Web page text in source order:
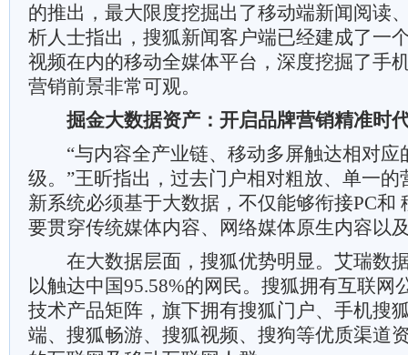
的推出，最大限度挖掘出了移动端新闻阅读
析人士指出，搜狐新闻客户端已经建成了一
视频在内的移动全媒体平台，深度挖掘了手
营销前景非常可观。
掘金大数据资产：开启品牌营销精准时
“与内容全产业链、移动多屏触达相对应
级。”王昕指出，过去门户相对粗放、单一
新系统必须基于大数据，不仅能够衔接PC和
要贯穿传统媒体内容、网络媒体原生内容以
在大数据层面，搜狐优势明显。艾瑞数
以触达中国95.58%的网民。搜狐拥有互联网
技术产品矩阵，旗下拥有搜狐门户、手机搜
端、搜狐畅游、搜狐视频、搜狗等优质渠道